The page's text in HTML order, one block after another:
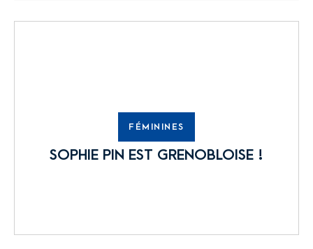
FÉMININES
SOPHIE PIN EST GRENOBLOISE !